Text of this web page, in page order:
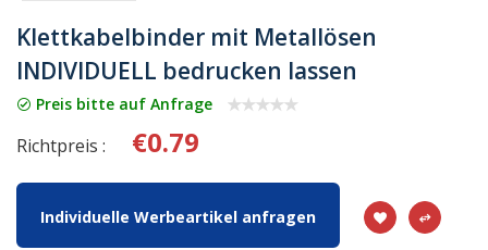
Klettkabelbinder mit Metallösen
INDIVIDUELL bedrucken lassen
Preis bitte auf Anfrage
Richtpreis : €0.79
Individuelle Werbeartikel anfragen